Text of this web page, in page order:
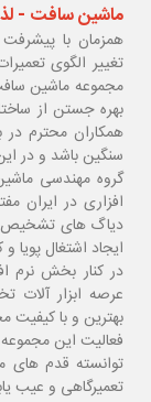
ماشین سافت -
همزمان با
تغییر الگوی
مجموعه ماشین
بهره جستن از
همکاران محترم
سنگین باشد و در
گروه مهندسی
افزاری در ایران
دیاگ های تشخیص
ایجاد اشتغال پویا
در کنار بخش نرم
عرصه ابزار آلات
بهترین و با
توانسته قدم های
تعمیرگاهی و عیب